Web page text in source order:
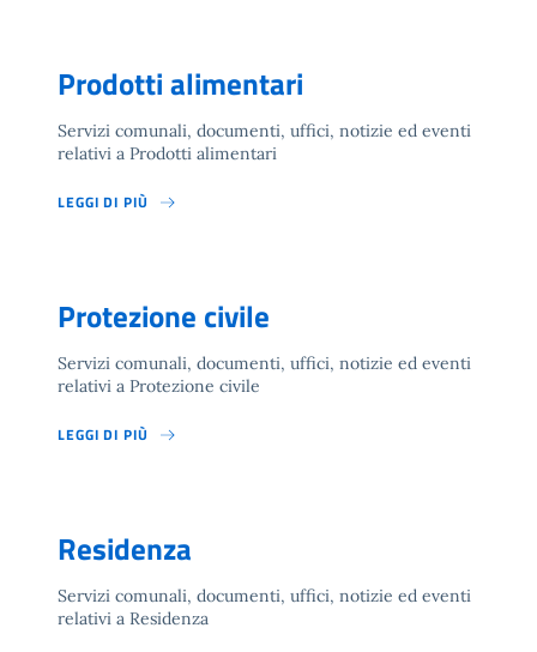
Prodotti alimentari
Servizi comunali, documenti, uffici, notizie ed eventi
relativi a Prodotti alimentari
LEGGI DI PIÙ
Protezione civile
Servizi comunali, documenti, uffici, notizie ed eventi
relativi a Protezione civile
LEGGI DI PIÙ
Residenza
Servizi comunali, documenti, uffici, notizie ed eventi
relativi a Residenza